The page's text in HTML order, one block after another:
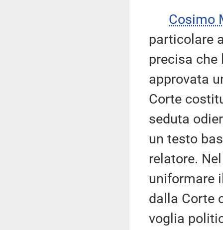
Cosimo
particolare
precisa che
approvata
Corte
seduta
un testo
relatore.
uniformare
dalla Corte
voglia